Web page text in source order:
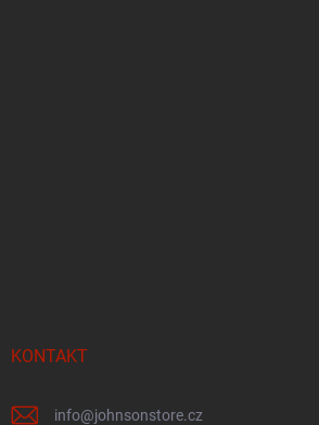
KONTAKT
info@johnsonstore.cz